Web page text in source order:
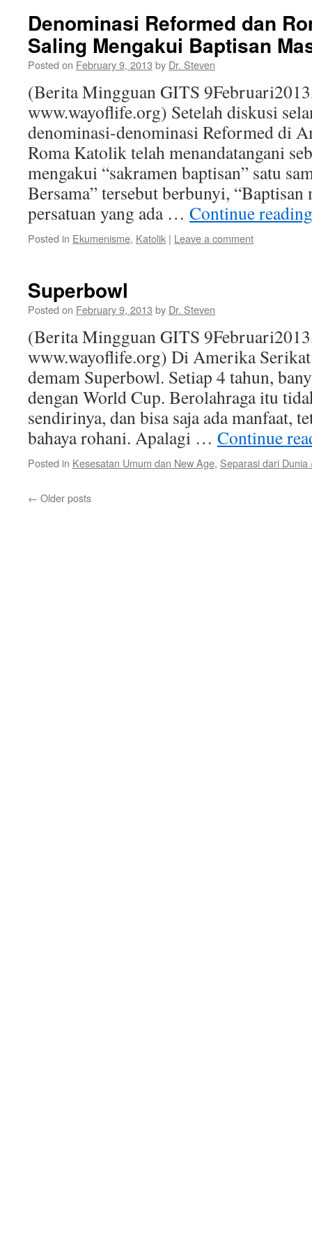
Denominasi Reformed dan
Saling Mengakui Baptisan
Posted on February 9, 2013 by Dr. Steven
(Berita Mingguan GITS
www.wayoflife.org) Setelah diskusi
denominasi-denominasi Reformed di
Roma Katolik telah menandatangani
mengakui “sakramen baptisan” satu
Bersama” tersebut berbunyi, “Baptisan
persatuan yang ada … Continue
Posted in Ekumenisme, Katolik | Leave a comment
Superbowl
Posted on February 9, 2013 by Dr. Steven
(Berita Mingguan GITS
www.wayoflife.org) Di Amerika Serikat
demam Superbowl. Setiap 4 tahun,
dengan World Cup. Berolahraga itu
sendirinya, dan bisa saja ada manfaat,
bahaya rohani. Apalagi … Continue
Posted in Kesesatan Umum dan New Age, Separasi dari Dunia
← Older posts